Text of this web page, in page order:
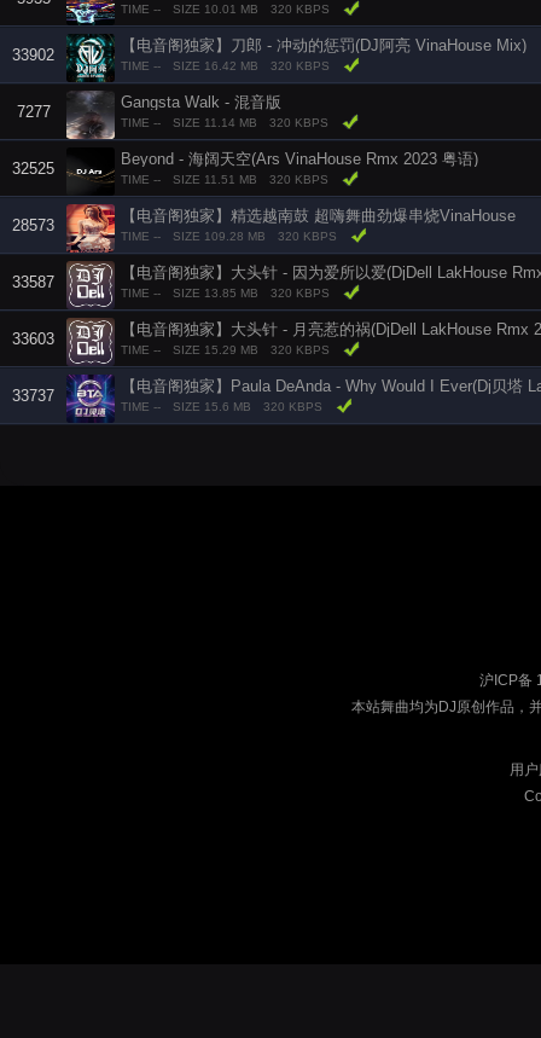
TIME -- SIZE 10.01 MB 320 KBPS
33902
【电音阁独家】刀郎 - 冲动的惩罚(DJ阿亮 VinaHouse Mix)
TIME -- SIZE 16.42 MB 320 KBPS
7277
Gangsta Walk - 混音版
TIME -- SIZE 11.14 MB 320 KBPS
32525
Beyond - 海阔天空(Ars VinaHouse Rmx 2023 粤语)
TIME -- SIZE 11.51 MB 320 KBPS
28573
【电音阁独家】精选越南鼓 超嗨舞曲劲爆串烧VinaHouse
TIME -- SIZE 109.28 MB 320 KBPS
33587
【电音阁独家】大头针 - 因为爱所以爱(DjDell LakHouse
TIME -- SIZE 13.85 MB 320 KBPS
33603
【电音阁独家】大头针 - 月亮惹的祸(DjDell LakHouse Rmx
TIME -- SIZE 15.29 MB 320 KBPS
33737
TIME -- SIZE 15.6 MB 320 KBPS
沪ICP备
本站舞曲均为DJ原创作品，
用